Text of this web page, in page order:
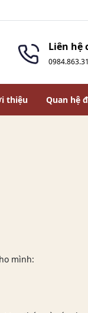
Liên hệ
thiệu Quan hệ
mình: